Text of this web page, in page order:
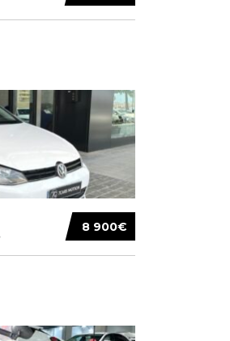
8 900€